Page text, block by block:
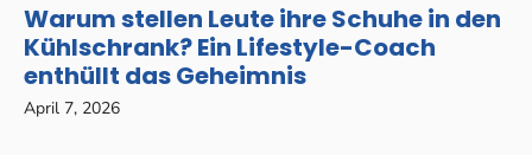
Warum stellen Leute ihre Schuhe in den
Kühlschrank? Ein Lifestyle-Coach
enthüllt das Geheimnis
April 7, 2026